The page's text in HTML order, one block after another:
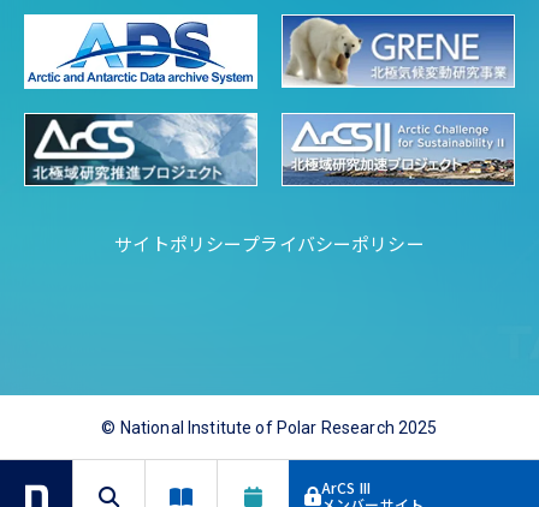
サイトポリシープライバシーポリシー
© National Institute of Polar Research 2025
ArCS III